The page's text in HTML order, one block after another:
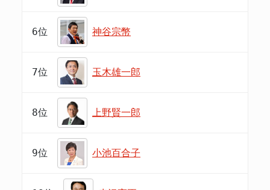
6位 神谷宗幣
7位 玉木雄一郎
8位 上野賢一郎
9位 小池百合子